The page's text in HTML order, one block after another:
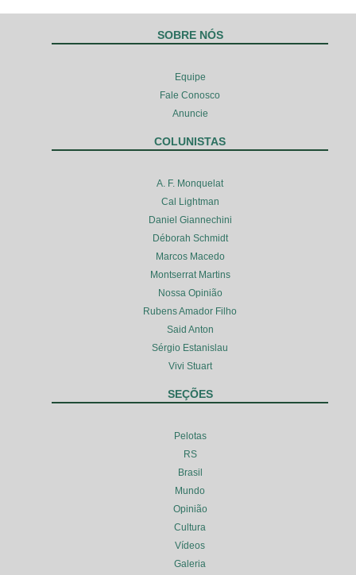
SOBRE NÓS
Equipe
Fale Conosco
Anuncie
COLUNISTAS
A. F. Monquelat
Cal Lightman
Daniel Giannechini
Déborah Schmidt
Marcos Macedo
Montserrat Martins
Nossa Opinião
Rubens Amador Filho
Said Anton
Sérgio Estanislau
Vivi Stuart
SEÇÕES
Pelotas
RS
Brasil
Mundo
Opinião
Cultura
Vídeos
Galeria